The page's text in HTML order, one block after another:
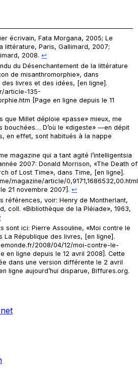
écrivain, Fata Morgana, 2005;Le
littérature, Paris, Gallimard, 2007;
2008.↩︎
duDésenchantement de la littérature
de misanthromorphie», dans
des livres et des idées, [en ligne].
article-135-
[Page en ligne depuis le 11
que Millet déploie «passe» mieux, me
bouchées… D’où le «digeste» —en dépit
en effet, sont habitués à la nappe
magazine qui a tant agité l’intelligentsia
2007: Donald Morrison, «The Death of
of Lost Time», dans Time, [en ligne].
magazine/article/0,9171,1686532,00.html
21 novembre 2007].↩︎
références, voir: Henry de Montherlant,
coll. «Bibliothèque de la Pléiade», 1963,
sont ici: Pierre Assouline, «Moi contre le
La République des livres, [en ligne].
2008/04/12/moi-contre-le-
en ligne depuis le 12 avril 2008]. Cette
dans une version différente le 2 avril
ligne aujourd’hui disparue, Biffures.org.